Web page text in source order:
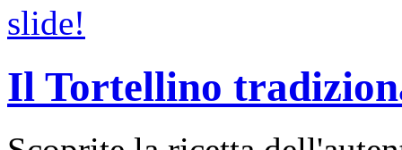
Il Tortellino